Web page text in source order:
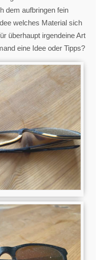
dem aufbringen fein
welches Material sich
überhaupt irgendeine Art
eine Idee oder Tipps?